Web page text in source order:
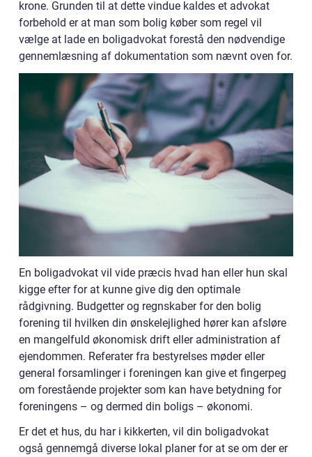
krone. Grunden til at dette vindue kaldes et advokat
forbehold er at man som bolig køber som regel vil
vælge at lade en boligadvokat forestå den nødvendige
gennemlæsning af dokumentation som nævnt oven for.
En boligadvokat vil vide præcis hvad han eller hun skal
kigge efter for at kunne give dig den optimale
rådgivning. Budgetter og regnskaber for den bolig
forening til hvilken din ønskelejlighed hører kan afsløre
en mangelfuld økonomisk drift eller administration af
ejendommen. Referater fra bestyrelses møder eller
general forsamlinger i foreningen kan give et fingerpeg
om forestående projekter som kan have betydning for
foreningens – og dermed din boligs – økonomi.
Er det et hus, du har i kikkerten, vil din boligadvokat
også gennemgå diverse lokal planer for at se om der er